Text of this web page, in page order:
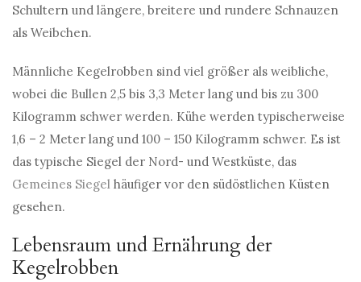
Schultern und längere, breitere und rundere Schnauzen
als Weibchen.
Männliche Kegelrobben sind viel größer als weibliche,
wobei die Bullen 2,5 bis 3,3 Meter lang und bis zu 300
Kilogramm schwer werden. Kühe werden typischerweise
1,6 – 2 Meter lang und 100 – 150 Kilogramm schwer. Es ist
das typische Siegel der Nord- und Westküste, das
Gemeines Siegel häufiger vor den südöstlichen Küsten
gesehen.
Lebensraum und Ernährung der
Kegelrobben